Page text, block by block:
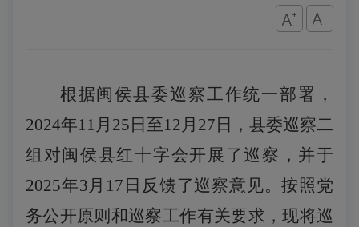
根据闽侯县委巡察工作统一部署，
2024年11 月 25 日至12 月 27 日，县委巡察二
组对闽侯县红十字会开展了巡察 ，并于
2025年3月17日反馈了巡察意见。按照党
务公开原则和巡察工作有关要求，现将巡